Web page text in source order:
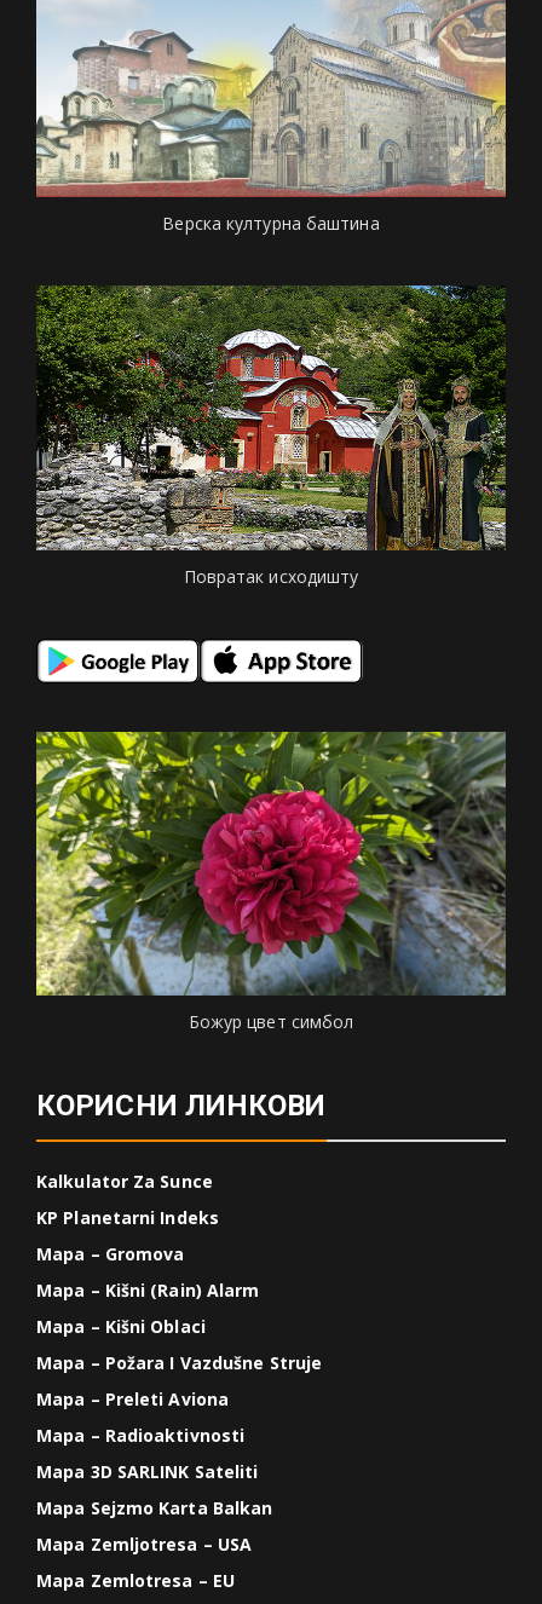
Верска културна баштина
Повратак исходишту
Божур цвет симбол
КОРИСНИ ЛИНКОВИ
Kalkulator Za Sunce
KP Planetarni Indeks
Mapa – Gromova
Mapa – Kišni (Rain) Alarm
Mapa – Kišni Oblaci
Mapa – Požara I Vazdušne Struje
Mapa – Preleti Aviona
Mapa – Radioaktivnosti
Mapa 3D SARLINK Sateliti
Mapa Sejzmo Karta Balkan
Mapa Zemljotresa – USA
Mapa Zemlotresa – EU